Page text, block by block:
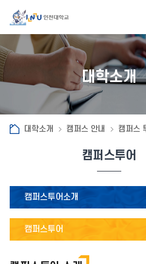
대학소개
대학소개 캠퍼스 안내 캠퍼스
캠퍼스투어
캠퍼스투어소개
캠퍼스투어소개
투어신청 및 일정
캠퍼스투어